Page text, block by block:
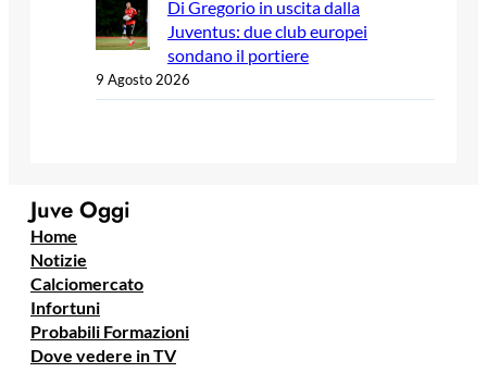
Di Gregorio in uscita dalla
Juventus: due club europei
sondano il portiere
9 Agosto 2026
Juve Oggi
Home
Notizie
Calciomercato
Infortuni
Probabili Formazioni
Dove vedere in TV